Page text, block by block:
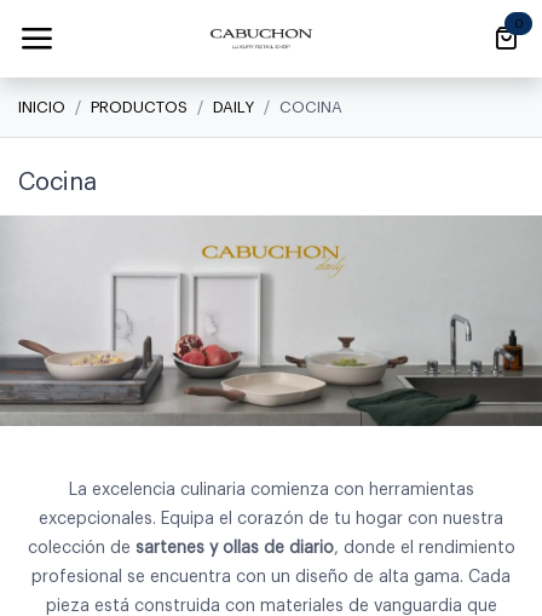
0
INICIO PRODUCTOS DAILY COCINA
Cocina
La excelencia culinaria comienza con herramientas
excepcionales. Equipa el corazón de tu hogar con nuestra
colección de sartenes y ollas de diario, donde el rendimiento
profesional se encuentra con un diseño de alta gama. Cada
pieza está construida con materiales de vanguardia que